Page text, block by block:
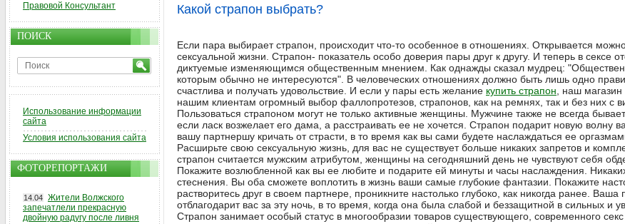
Какой страпон выбрать?
Если пара выбирает страпон, происходит что-то особенное в отношениях. Открывается
сексуальной жизни. Страпон- показатель особо доверия пары друг к другу. И теперь в сексе
диктуемые изменяющимся общественным мнением. Как однажды сказал мудрец:
которым обычно не интересуются". В человеческих отношениях должно быть лишь одно
счастлива и получать удовольствие. И если у пары есть желание купить страпон , наш
нашим клиентам огромный выбор фаллопротезов, страпонов, как на ремнях, так и без них с
Пользоваться страпоном могут не только активные женщины. Мужчине также не всегда бывает
если ласк возжелает его дама, а расстраивать ее не хочется. Страпон подарит новую волну
вашу партнершу кричать от страсти, в то время как вы сами будете наслаждаться ее
Расширьте свою сексуальную жизнь, для вас не существует больше никаких запретов и
страпон считается мужским атрибутом, женщины на сегодняшний день не чувствуют себя
Покажите возлюбленной как вы ее любите и подарите ей минуты и часы наслаждения.
стеснения. Вы оба сможете воплотить в жизнь ваши самые глубокие фантазии. Покажите
растворитесь друг в своем партнере, проникните настолько глубоко, как никогда ранее.
отблагодарит вас за эту ночь, в то время, когда она была слабой и беззащитной в сильных и
Страпон занимает особый статус в многообразии товаров существующего, современного
Правовой Консультант
ПОИСК
Использование информации
сайта
Условия использования сайта
ФОТОРЕПОРТАЖИ
14.04 Жители Волжского
запечатлели прекрасную
двойную радугу после ливня